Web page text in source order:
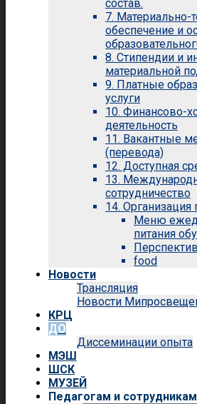
состав.
7. Материально-
обеспечение и
8. Стипендии и
материальной
9. Платные
услуги
10. Финансово-
деятельность
11. Вакантные
(перевода)
12. Доступная
13.
сотрудничество
14. Организация
Меню
питания
food
Новости
Трансляция
Новости
КРЦ
ДО
Диссеминации опыта
МЭШ
ШСК
МУЗЕЙ
Педагогам и сотрудникам